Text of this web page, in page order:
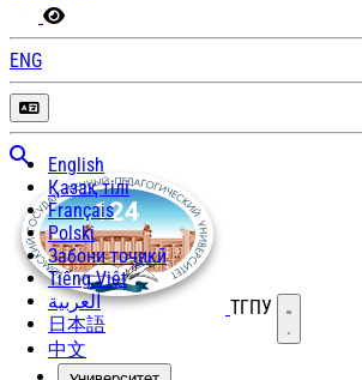
ENG
English
Қазақ тілі
Français
Polski
Забони тоҷикӣ
Tiếng Việt
العربية
日本語
中文
ТГПУ Открыть